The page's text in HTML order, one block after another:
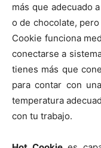
más que adecuado
o de chocolate,
Cookie funciona
conectarse a
tienes más que
para contar con
temperatura
con tu trabajo.